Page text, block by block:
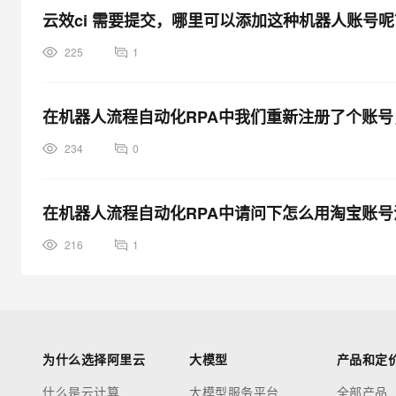
云效ci 需要提交，哪里可以添加这种机器人账号
225 1
在机器人流程自动化RPA中我们重新注册了个账
234 0
在机器人流程自动化RPA中请问下怎么用淘宝账
216 1
为什么选择阿里云
什么是云计算
大模型
大模型服务平台
产品和定
全部产品